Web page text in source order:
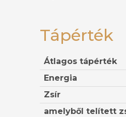
Tápérték
Átlagos tápérték
Energia
Zsír
amelyből telített